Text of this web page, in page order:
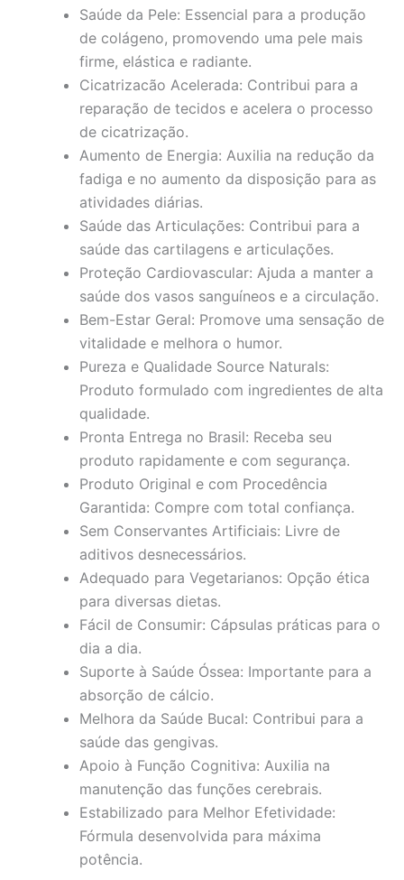
Saúde da Pele: Essencial para a produção
de colágeno, promovendo uma pele mais
firme, elástica e radiante.
Cicatrizacão Acelerada: Contribui para a
reparação de tecidos e acelera o processo
de cicatrização.
Aumento de Energia: Auxilia na redução da
fadiga e no aumento da disposição para as
atividades diárias.
Saúde das Articulações: Contribui para a
saúde das cartilagens e articulações.
Proteção Cardiovascular: Ajuda a manter a
saúde dos vasos sanguíneos e a circulação.
Bem-Estar Geral: Promove uma sensação de
vitalidade e melhora o humor.
Pureza e Qualidade Source Naturals:
Produto formulado com ingredientes de alta
qualidade.
Pronta Entrega no Brasil: Receba seu
produto rapidamente e com segurança.
Produto Original e com Procedência
Garantida: Compre com total confiança.
Sem Conservantes Artificiais: Livre de
aditivos desnecessários.
Adequado para Vegetarianos: Opção ética
para diversas dietas.
Fácil de Consumir: Cápsulas práticas para o
dia a dia.
Suporte à Saúde Óssea: Importante para a
absorção de cálcio.
Melhora da Saúde Bucal: Contribui para a
saúde das gengivas.
Apoio à Função Cognitiva: Auxilia na
manutenção das funções cerebrais.
Estabilizado para Melhor Efetividade:
Fórmula desenvolvida para máxima
potência.